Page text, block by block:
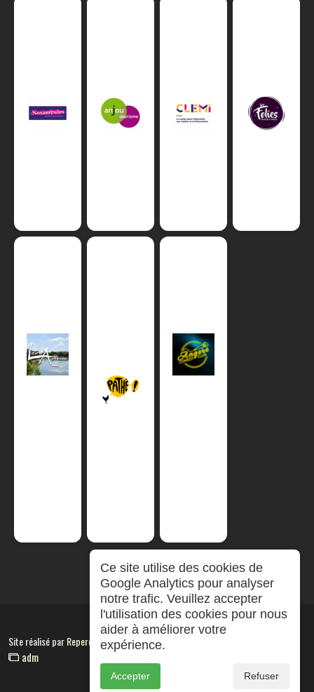
Site réalisé parRepereCom
adm
Ce site utilise des cookies de
Google Analytics pour analyser
notre trafic. Veuillez accepter
l'utilisation des cookies pour nous
aider à améliorer votre
expérience.
Accepter Refuser